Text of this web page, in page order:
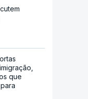
que